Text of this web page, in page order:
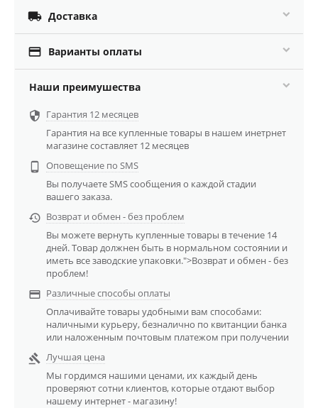
 Доставка
 Варианты оплаты
Наши преимушества
 Гарантия 12 месяцев
Гарантия на все купленные товары в нашем инетрнет
магазине составляет 12 месяцев

Оповещение по SMS
Вы получаете SMS сообщения о каждой стадии
вашего заказа.
 Возврат и обмен - без проблем
Вы можете вернуть купленные товары в течение 14
дней. Товар должнен быть в нормальном состоянии и
иметь все заводские упаковки.">Возврат и обмен - без
проблем!
 Различные способы оплаты
Оплачивайте товары удобными вам способами:
наличными курьеру, безналично по квитанции банка
или наложенным почтовым платежом при получении

Лучшая цена
Мы гордимся нашими ценами, их каждый день
проверяют сотни клиентов, которые отдают выбор
нашему интернет - магазину!